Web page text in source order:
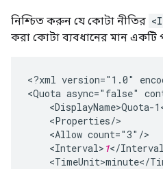
নিশ্চিত করুন যে কোটা নীতির
করা কোটা ব্যবধানের মান একটি
<?xml version="1.0"
<Quota async="false"
<DisplayName>Quota-
    <Properties/>
    <Allow count="3"/>
    <Interval>
1</
<TimeUnit>minute</